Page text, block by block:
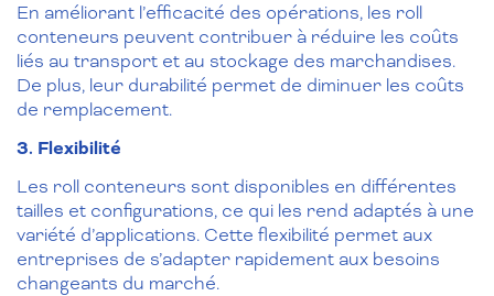
En améliorant l’efficacité des opérations, les roll
conteneurs peuvent contribuer à réduire les coûts
liés au transport et au stockage des marchandises.
De plus, leur durabilité permet de diminuer les coûts
de remplacement.
3. Flexibilité
Les roll conteneurs sont disponibles en différentes
tailles et configurations, ce qui les rend adaptés à une
variété d’applications. Cette flexibilité permet aux
entreprises de s’adapter rapidement aux besoins
changeants du marché.